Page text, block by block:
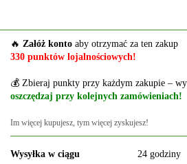
🔥 Załóż konto aby otrzymać za ten zakup
330 punktów lojalnościowych!
💰 Zbieraj punkty przy każdym zakupie –
oszczędzaj przy kolejnych zamówieniach!
Im więcej kupujesz, tym więcej zyskujesz!
Wysyłka w ciągu 24 godziny